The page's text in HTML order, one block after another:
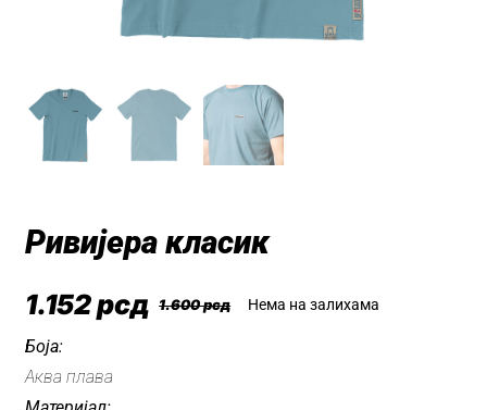
Ривијера класик
1.600рсдОригинална
1.152рсд
Тренутна
Нема на залихама
Боја:
Аква плава